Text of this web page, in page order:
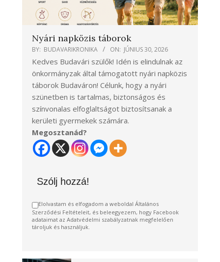
Nyári napközis táborok
BY: BUDAVARIKRONIKA ON: JÚNIUS 30, 2026
Kedves Budavári szülők! Idén is elindulnak az
önkormányzak által támogatott nyári napközis
táborok Budaváron! Célunk, hogy a nyári
szünetben is tartalmas, biztonságos és
színvonalas elfoglaltságot biztosítsanak a
kerületi gyermekek számára.
Megosztanád?
Szólj hozzá!
Elolvastam és elfogadom a weboldal Általános
Szerződési Feltételeit, és beleegyezem, hogy Facebook
adataimat az Adatvédelmi szabályzatnak megfelelően
tároljuk és használjuk.